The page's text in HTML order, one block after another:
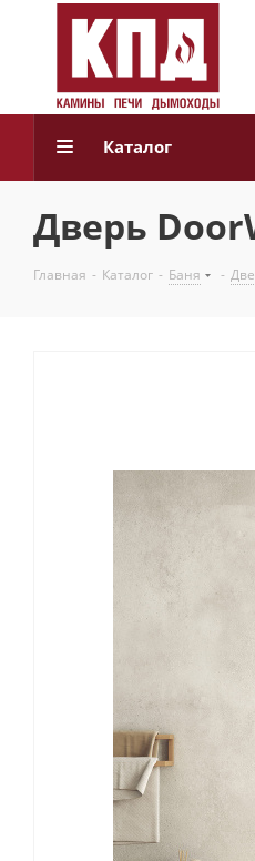
Каталог
Дверь
Главная - Каталог - Баня -